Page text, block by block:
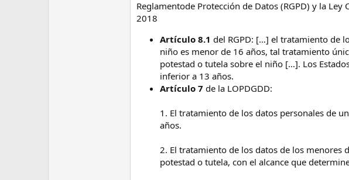
Reglamentode Protección de Datos (RGPD) y la
2018
Artículo 8.1 del RGPD: […] el tratamiento de
niño es menor de 16 años, tal tratamiento
potestad o tutela sobre el niño […]. Los
inferior a 13 años.
Artículo 7 de la LOPDGDD:
1. El tratamiento de los datos personales de
años.
2. El tratamiento de los datos de los menores
potestad o tutela, con el alcance que